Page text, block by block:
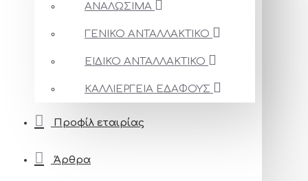
ΑΝΑΛΩΣΙΜΑ
ΓΕΝΙΚΟ ΑΝΤΑΛΛΑΚΤΙΚΟ
ΕΙΔΙΚΟ ΑΝΤΑΛΛΑΚΤΙΚΟ
ΚΑΛΛΙΕΡΓΕΙΑ ΕΔΑΦΟΥΣ
Προφίλ εταιρίας
Άρθρα